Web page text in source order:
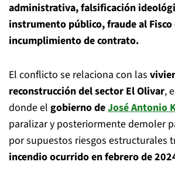
administrativa, falsificación
instrumento público, fraude al Fisco
incumplimiento de contrato.
El conflicto se relaciona con las
reconstrucción del sector El Olivar,
donde el gobierno deJosé Antonio
paralizar y posteriormente demoler
por supuestos riesgos estructurales
incendio ocurrido en febrero de